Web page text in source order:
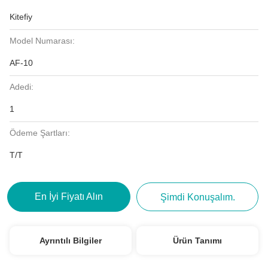
Kitefiy
Model Numarası:
AF-10
Adedi:
1
Ödeme Şartları:
T/T
En İyi Fiyatı Alın Şimdi Konuşalım.
Ayrıntılı Bilgiler Ürün Tanımı